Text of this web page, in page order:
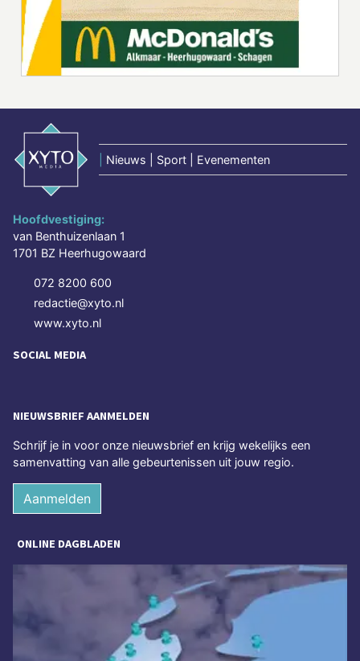
Nieuws | Sport | Evenementen
Hoofdvestiging:
van Benthuizenlaan 1
1701 BZ Heerhugowaard
072 8200 600
redactie@xyto.nl
www.xyto.nl
SOCIAL MEDIA
NIEUWSBRIEF AANMELDEN
Schrijf je in voor onze nieuwsbrief en krijg wekelijks een
samenvatting van alle gebeurtenissen uit jouw regio.
Aanmelden
ONLINE DAGBLADEN